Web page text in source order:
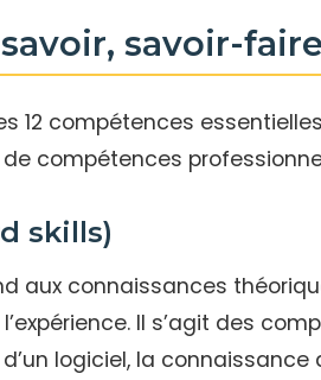
savoir-
12 compétences
compétences
skills)
aux connaissances
Il s’agit des
logiciel, la connaissance